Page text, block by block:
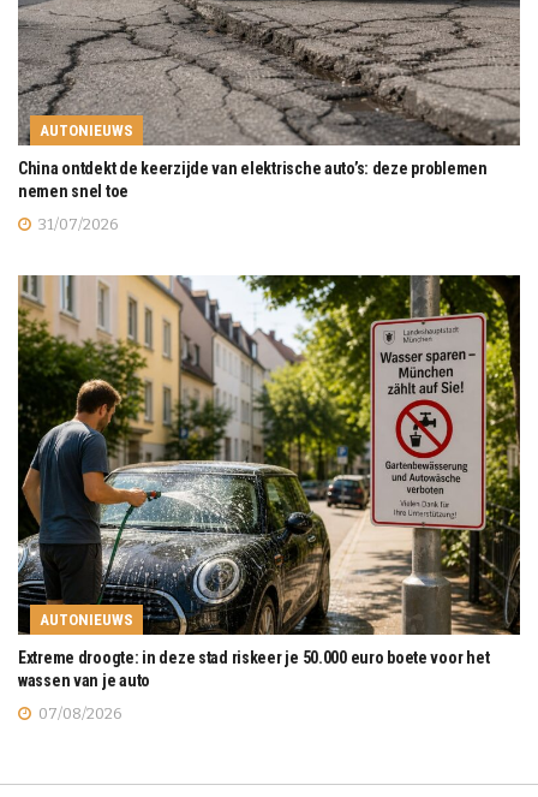
AUTONIEUWS
China ontdekt de keerzijde van elektrische auto’s: deze problemen
nemen snel toe
31/07/2026
AUTONIEUWS
Extreme droogte: in deze stad riskeer je 50.000 euro boete voor het
wassen van je auto
07/08/2026